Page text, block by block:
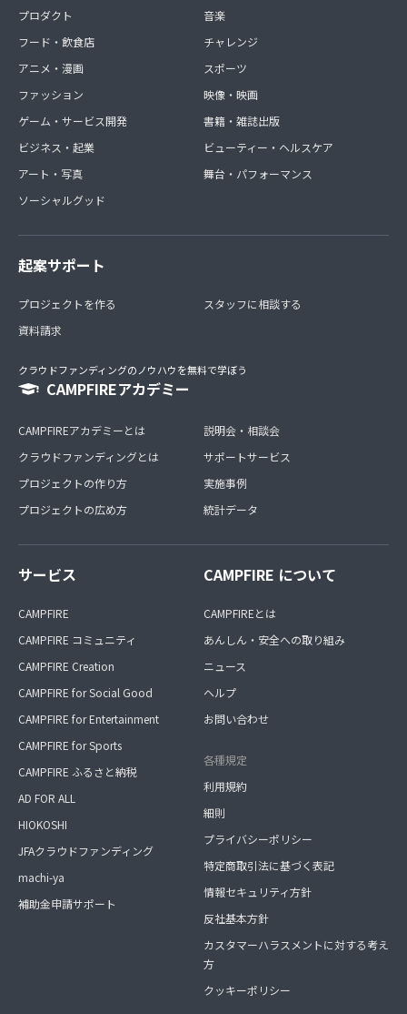
プロダクト
フード・飲食店
アニメ・漫画
ファッション
ゲーム・サービス開発
ビジネス・起業
アート・写真
ソーシャルグッド
音楽
チャレンジ
スポーツ
映像・映画
書籍・雑誌出版
ビューティー・ヘルスケア
舞台・パフォーマンス
起案サポート
プロジェクトを作る
資料請求
スタッフに相談する
クラウドファンディングのノウハウを無料で学ぼう
CAMPFIREアカデミー
CAMPFIREアカデミーとは
クラウドファンディングとは
プロジェクトの作り方
プロジェクトの広め方
説明会・相談会
サポートサービス
実施事例
統計データ
サービス
CAMPFIRE
CAMPFIRE コミュニティ
CAMPFIRE Creation
CAMPFIRE for Social Good
CAMPFIRE for Entertainment
CAMPFIRE for Sports
CAMPFIRE ふるさと納税
AD FOR ALL
HIOKOSHI
JFAクラウドファンディング
machi-ya
補助金申請サポート
CAMPFIRE について
CAMPFIREとは
あんしん・安全への取り組み
ニュース
ヘルプ
お問い合わせ
各種規定
利用規約
細則
プライバシーポリシー
特定商取引法に基づく表記
情報セキュリティ方針
反社基本方針
カスタマーハラスメントに対する考え
方
クッキーポリシー